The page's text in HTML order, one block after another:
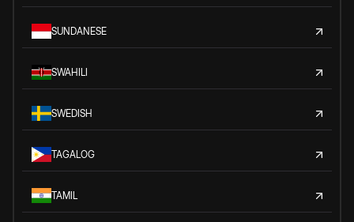
SUNDANESE
SWAHILI
SWEDISH
TAGALOG
TAMIL